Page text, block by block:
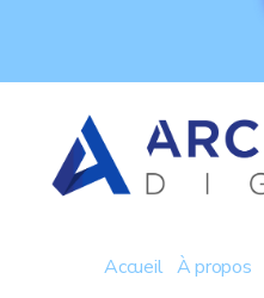
Accueil À propos